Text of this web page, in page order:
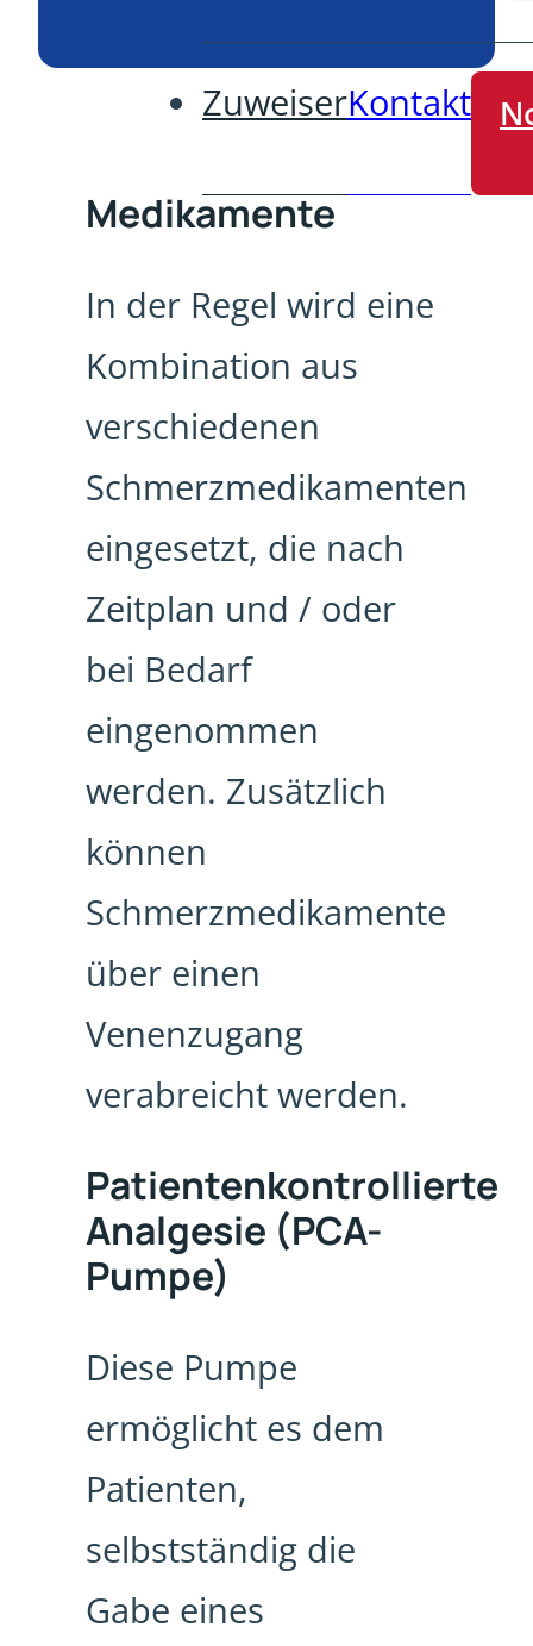
ZuweiserKontakt
Medikamente
In der Regel wird eine
Kombination aus
verschiedenen
Schmerzmedikamenten
eingesetzt, die nach
Zeitplan und / oder
bei Bedarf
eingenommen
werden. Zusätzlich
können
Schmerzmedikamente
über einen
Venenzugang
verabreicht werden.
Patientenkontrollierte
Analgesie (PCA-
Pumpe)
Diese Pumpe
ermöglicht es dem
Patienten,
selbstständig die
Gabe eines